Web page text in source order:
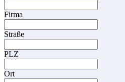
Firma
Straße
PLZ
Ort